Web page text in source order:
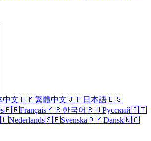
中文🇭🇰繁體中文🇯🇵日本語🇪🇸
🇫🇷Français🇰🇷한국어🇷🇺Русский🇮🇹
Nederlands🇸🇪Svenska🇩🇰Dansk🇳🇴